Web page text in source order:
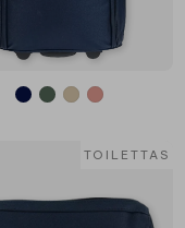
TOILETTAS